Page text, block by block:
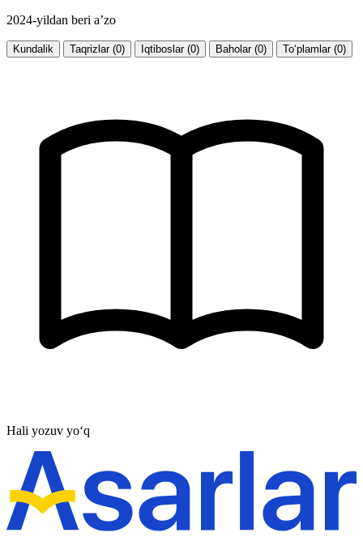
2024-yildan beri a’zo
Kundalik Taqrizlar (0) Iqtiboslar (0) Baholar (0) To‘plamlar (0)
Hali yozuv yo‘q